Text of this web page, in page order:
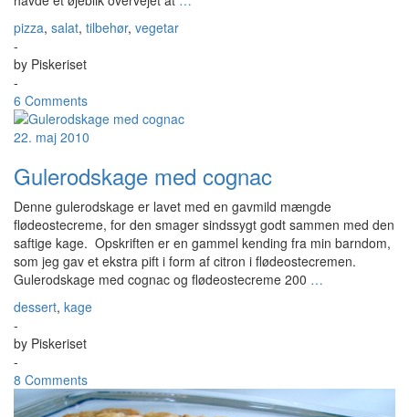
pizza, salat, tilbehør, vegetar
-
by Piskeriset
-
6 Comments
22. maj 2010
Gulerodskage med cognac
Denne gulerodskage er lavet med en gavmild mængde
flødeostecreme, for den smager sindssygt godt sammen med den
saftige kage. Opskriften er en gammel kending fra min barndom,
som jeg gav et ekstra pift i form af citron i flødeostecremen.
Gulerodskage med cognac og flødeostecreme 200 …
dessert, kage
-
by Piskeriset
-
8 Comments